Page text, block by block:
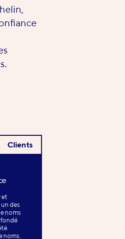
Clients
et
des
noms
fondé
noms.